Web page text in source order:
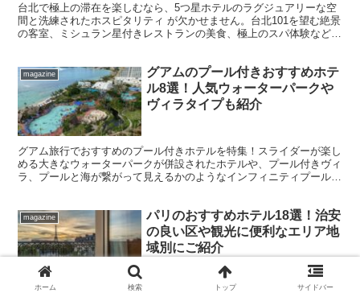
台北で極上の滞在を楽しむなら、5つ星ホテルのラグジュアリーな空
間と洗練されたホスピタリティ が欠かせません。台北101を望む絶景
の客室、ミシュラン星付きレストランの美食、極上のスパ体験など、
magazine
グアムのプール付きおすすめホテ
ル8選！人気ウォーターパークや
ヴィラタイプも紹介
グアム旅行でおすすめのプール付きホテルを特集！スライダーが楽し
める大きなウォーターパークが併設されたホテルや、プール付きヴィ
ラ、プールと海が繋がって見えるかのようなインフィニティプールが
magazine
パリのおすすめホテル18選！治安
の良い区や観光に便利なエリア地
域別にご紹介
パリは、エッフェル塔やルーヴル美術館をはじめとした有名な観光ス
ホーム 検索 トップ サイドバー